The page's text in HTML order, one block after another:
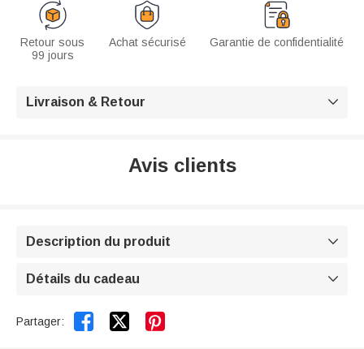
Retour sous
99 jours
Achat sécurisé Garantie de confidentialité
Livraison & Retour 
Avis clients
Description du produit 
Détails du cadeau 
Partager:  